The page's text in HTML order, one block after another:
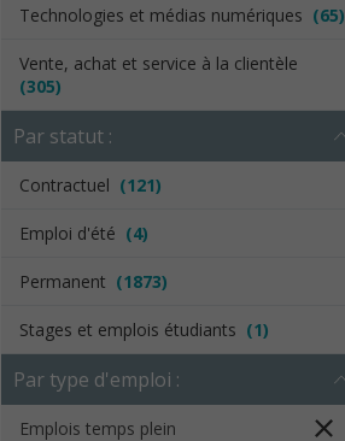
Technologies et médias numériques (65)
Vente, achat et service à la clientèle
(305)
Par statut :
Contractuel (121)
Emploi d'été (4)
Permanent (1873)
Stages et emplois étudiants (1)
Par type d'emploi :
Emplois temps plein